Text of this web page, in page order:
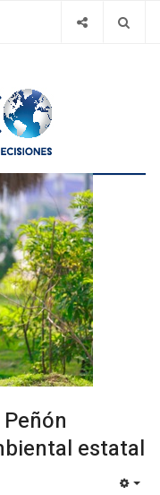
estatal